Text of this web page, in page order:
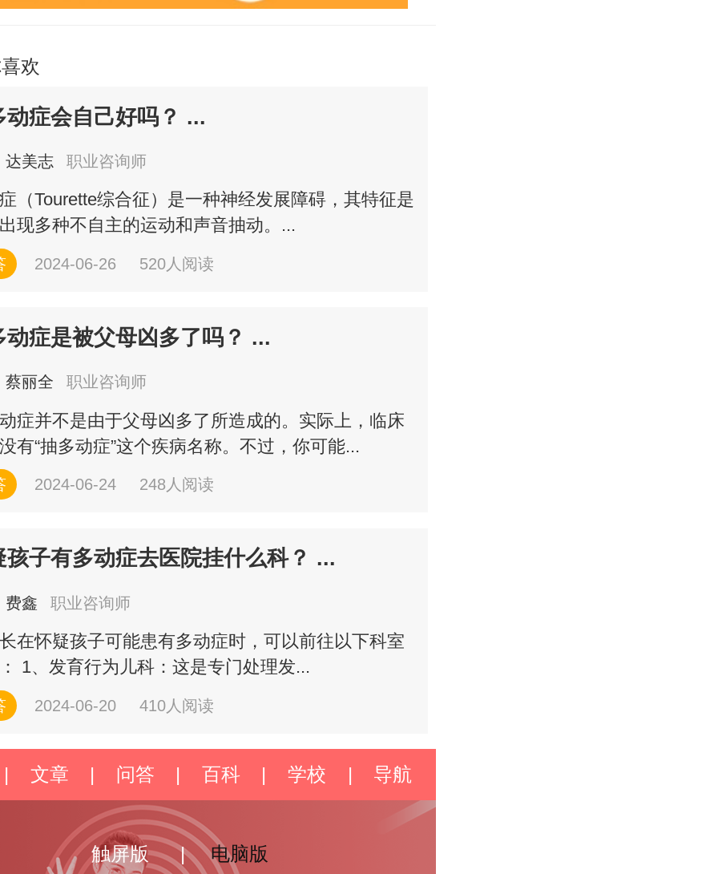
欢
动症会自己好吗？ ...
达美志 职业咨询师
（Tourette综合征）是一种神经发展障碍，其特征是
现多种不自主的运动和声音抽动。...
2024-06-26 520人阅读
动症是被父母凶多了吗？ ...
蔡丽全 职业咨询师
症并不是由于父母凶多了所造成的。实际上，临床
有“抽多动症”这个疾病名称。不过，你可能...
2024-06-24 248人阅读
孩子有多动症去医院挂什么科？ ...
费鑫 职业咨询师
在怀疑孩子可能患有多动症时，可以前往以下科室
1、发育行为儿科：这是专门处理发...
2024-06-20 410人阅读
| 文章 | 问答 | 百科 | 学校 | 导航
触屏版 | 电脑版